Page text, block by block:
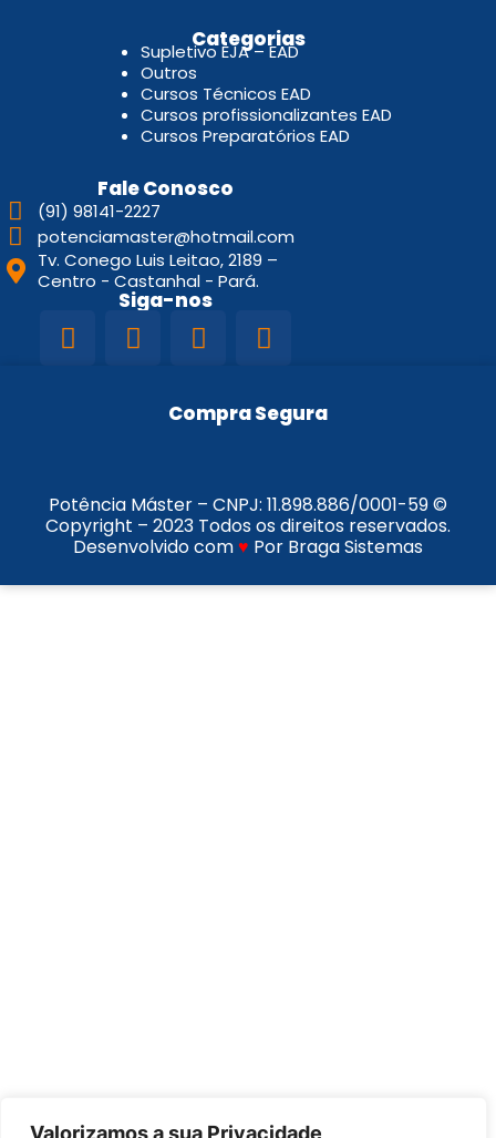
Valorizamos a sua Privacidade
Categorias
Supletivo EJA – EAD
Outros
Cursos Técnicos EAD
Cursos profissionalizantes EAD
Cursos Preparatórios EAD
Fale Conosco
(91) 98141-2227
potenciamaster@hotmail.com
Tv. Conego Luis Leitao, 2189 –
Centro - Castanhal - Pará.
Siga-nos
Compra Segura
Potência Máster – CNPJ: 11.898.886/0001-59©
Copyright – 2023 Todos os direitos reservados.
Desenvolvido com♥ Por Braga Sistemas